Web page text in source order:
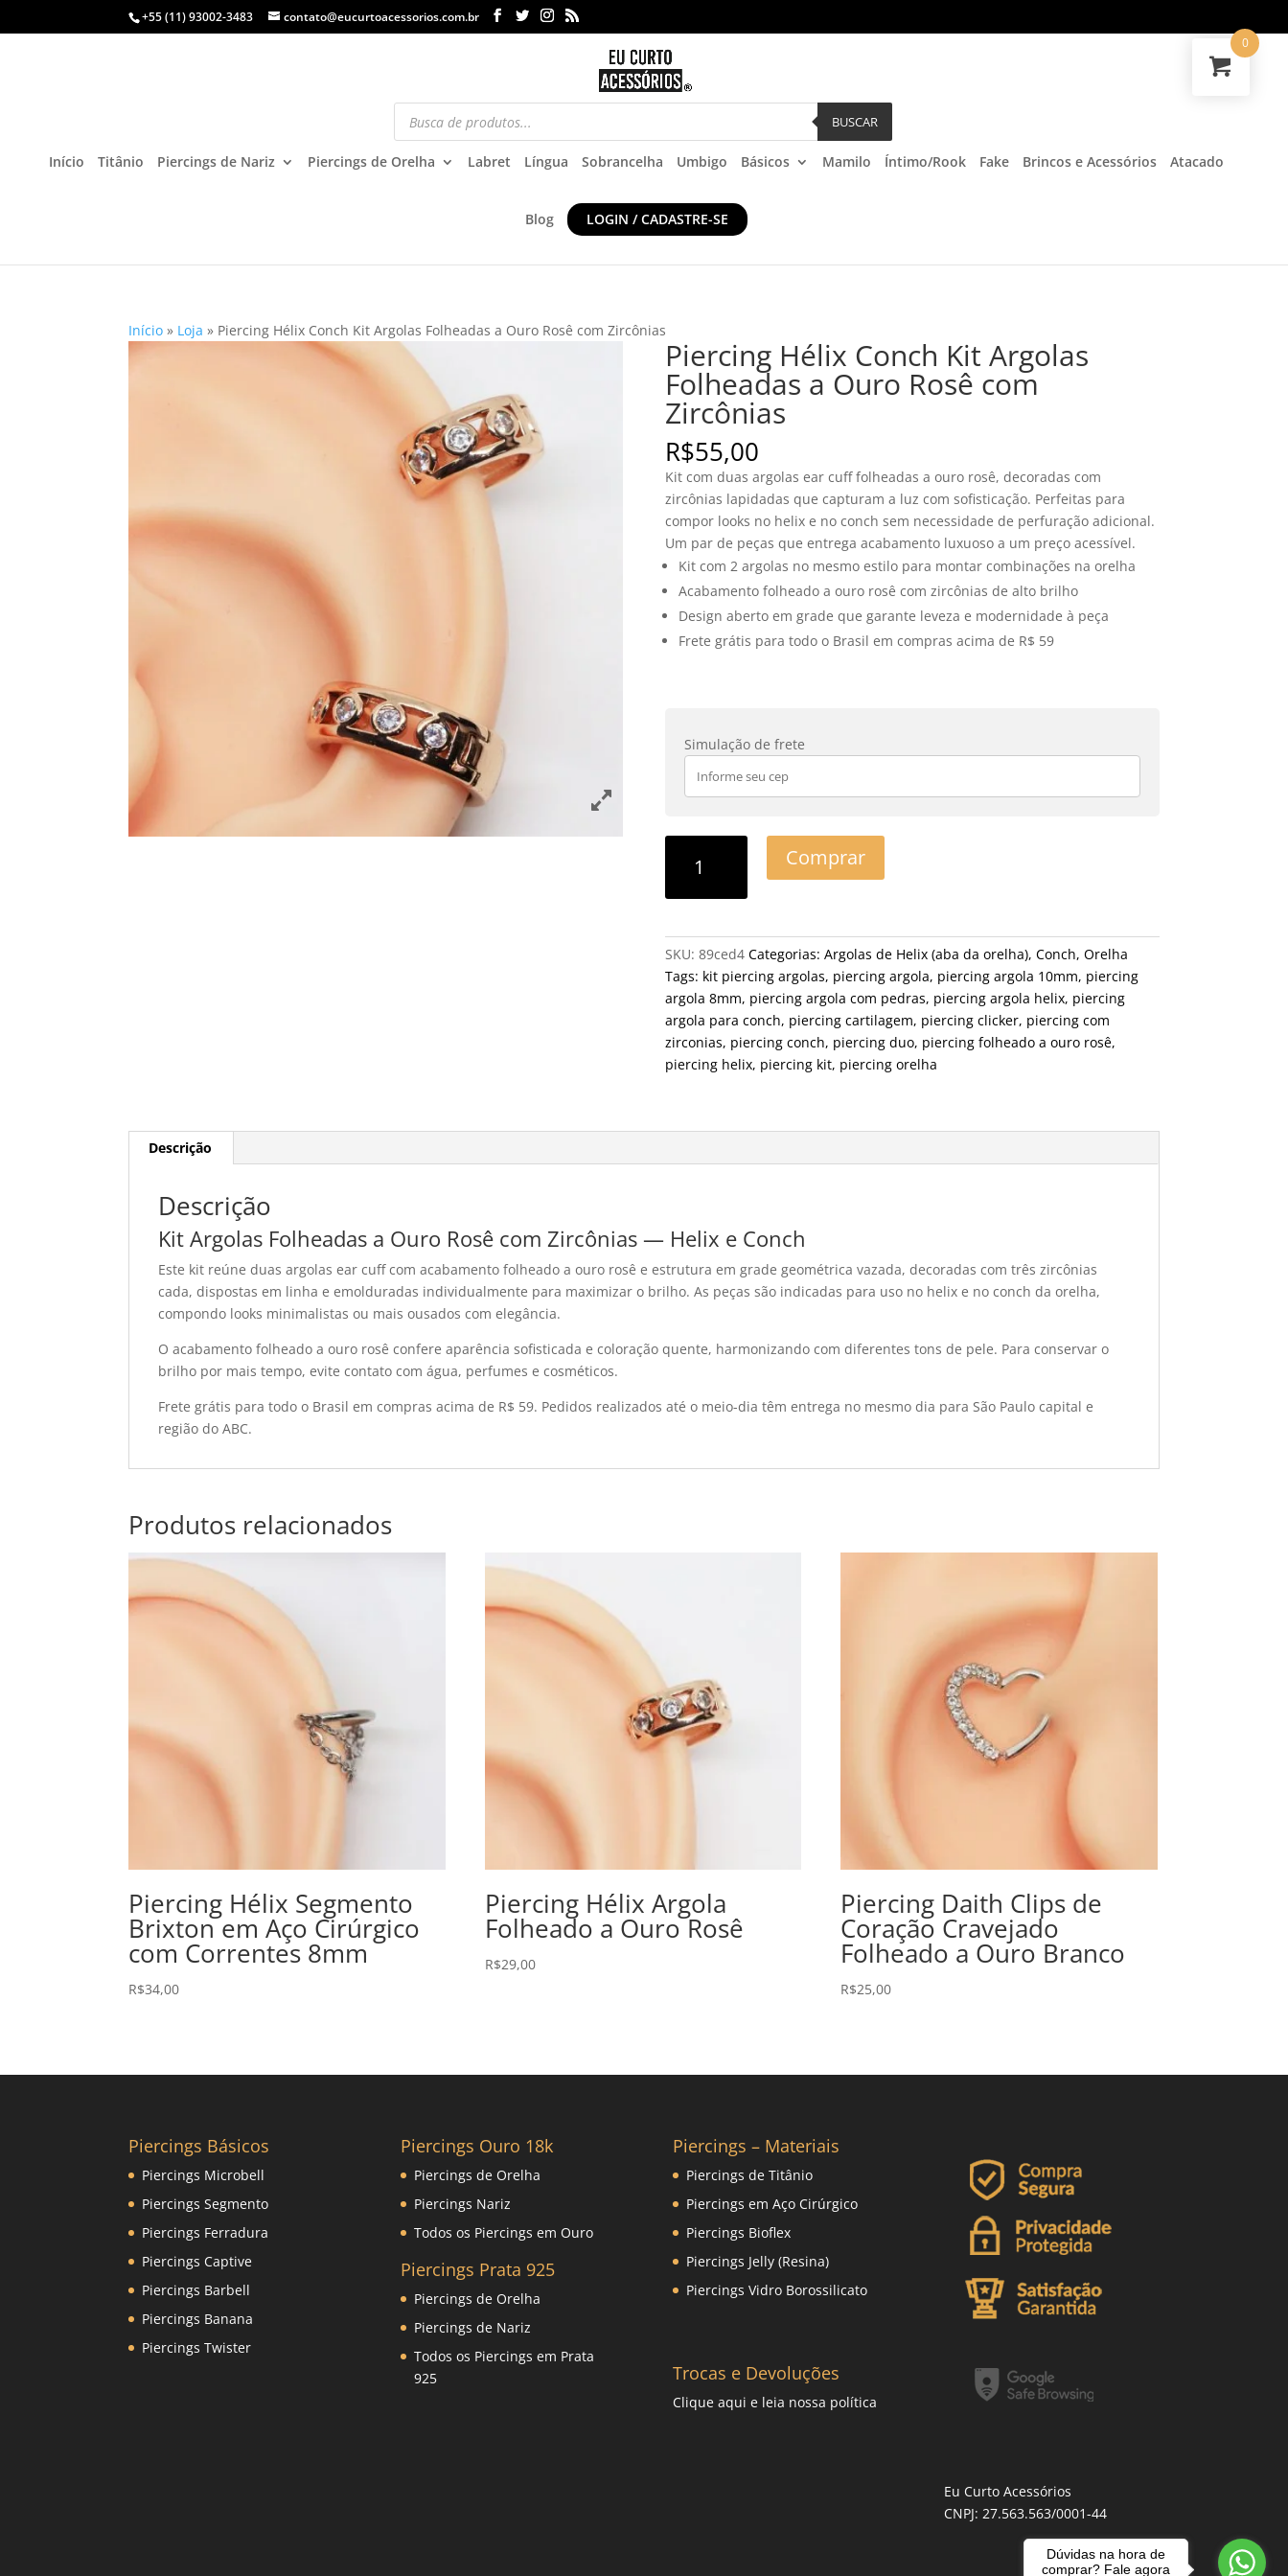
+55 (11) 93002-3483 contato@eucurtoacessorios.com.br
BUSCAR
Início Titânio Piercings de Nariz Piercings de Orelha Labret Língua Sobrancelha Umbigo Básicos Mamilo Íntimo/Rook Fake Brincos e Acessórios Atacado
Blog LOGIN / CADASTRE-SE
Início » Loja » Piercing Hélix Conch Kit Argolas Folheadas a Ouro Rosê com Zircônias
Piercing Hélix Conch Kit Argolas
Folheadas a Ouro Rosê com
Zircônias
R$55,00
Kit com duas argolas ear cuff folheadas a ouro rosê, decoradas com
zircônias lapidadas que capturam a luz com sofisticação. Perfeitas para
compor looks no helix e no conch sem necessidade de perfuração adicional.
Um par de peças que entrega acabamento luxuoso a um preço acessível.
Kit com 2 argolas no mesmo estilo para montar combinações na orelha
Acabamento folheado a ouro rosê com zircônias de alto brilho
Design aberto em grade que garante leveza e modernidade à peça
Frete grátis para todo o Brasil em compras acima de R$ 59
Simulação de frete
Comprar
SKU: 89ced4 Categorias: Argolas de Helix (aba da orelha), Conch, Orelha
Tags: kit piercing argolas, piercing argola, piercing argola 10mm, piercing
argola 8mm, piercing argola com pedras, piercing argola helix, piercing
argola para conch, piercing cartilagem, piercing clicker, piercing com
zirconias, piercing conch, piercing duo, piercing folheado a ouro rosê,
piercing helix, piercing kit, piercing orelha
Descrição
Descrição
Kit Argolas Folheadas a Ouro Rosê com Zircônias — Helix e Conch
Este kit reúne duas argolas ear cuff com acabamento folheado a ouro rosê e estrutura em grade geométrica vazada, decoradas com três zircônias
cada, dispostas em linha e emolduradas individualmente para maximizar o brilho. As peças são indicadas para uso no helix e no conch da orelha,
compondo looks minimalistas ou mais ousados com elegância.
O acabamento folheado a ouro rosê confere aparência sofisticada e coloração quente, harmonizando com diferentes tons de pele. Para conservar o
brilho por mais tempo, evite contato com água, perfumes e cosméticos.
Frete grátis para todo o Brasil em compras acima de R$ 59. Pedidos realizados até o meio-dia têm entrega no mesmo dia para São Paulo capital e
região do ABC.
Produtos relacionados
Piercing Hélix Segmento
Brixton em Aço Cirúrgico
com Correntes 8mm
R$34,00
Piercing Hélix Argola
Folheado a Ouro Rosê
R$29,00
Piercing Daith Clips de
Coração Cravejado
Folheado a Ouro Branco
R$25,00
Piercings Básicos
Piercings Microbell
Piercings Segmento
Piercings Ferradura
Piercings Captive
Piercings Barbell
Piercings Banana
Piercings Twister
Piercings Ouro 18k
Piercings de Orelha
Piercings Nariz
Todos os Piercings em Ouro
Piercings Prata 925
Piercings de Orelha
Piercings de Nariz
Todos os Piercings em Prata
925
Piercings – Materiais
Piercings de Titânio
Piercings em Aço Cirúrgico
Piercings Bioflex
Piercings Jelly (Resina)
Piercings Vidro Borossilicato
Trocas e Devoluções
Clique aqui e leia nossa política
Eu Curto Acessórios
CNPJ: 27.563.563/0001-44
0
Dúvidas na hora de
comprar? Fale agora